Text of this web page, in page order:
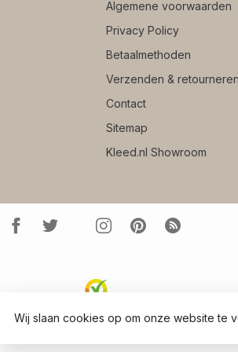
Algemene voorwaarden
Privacy Policy
Betaalmethoden
Verzenden & retourneren
Contact
Sitemap
Kleed.nl Showroom
- Powered byLightspeed- Lightspeed design
Wij slaan cookies op om onze website te